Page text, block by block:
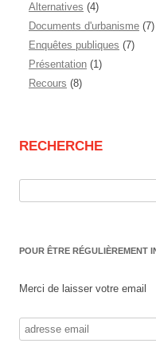
Alternatives (4)
Documents d'urbanisme (7)
Enquêtes publiques (7)
Présentation (1)
Recours (8)
RECHERCHE
POUR ÊTRE RÉGULIÈREMENT
Merci de laisser votre email